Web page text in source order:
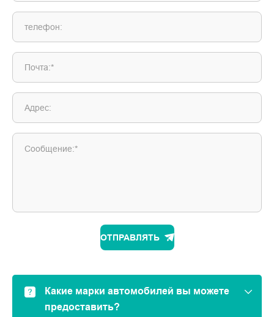
телефон:
Почта:*
Адрес:
Сообщение:*
ОТПРАВЛЯТЬ
Какие марки автомобилей вы можете
предоставить?